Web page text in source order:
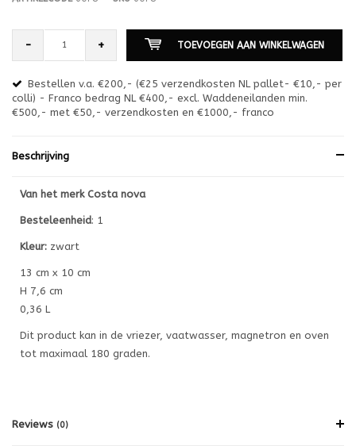
- + TOEVOEGEN AAN WINKELWAGEN
Bestellen v.a. €200,- (€25 verzendkosten NL pallet- €10,- per
colli) - Franco bedrag NL €400,- excl. Waddeneilanden min.
€500,- met €50,- verzendkosten en €1000,- franco
Beschrijving
Van het merk Costa nova
Besteleenheid: 1
Kleur: zwart
13 cm x 10 cm
H 7,6 cm
0,36 L
Dit product kan in de vriezer, vaatwasser, magnetron en oven
tot maximaal 180 graden.
Reviews (0)